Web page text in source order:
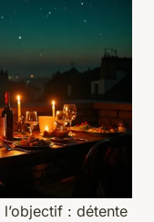
: détente